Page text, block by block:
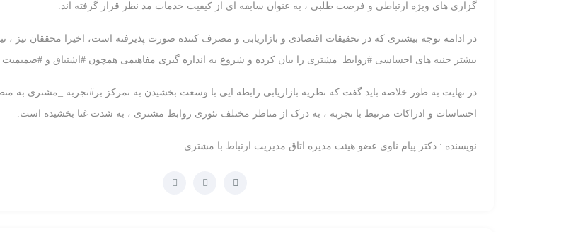
گزاری های ویژه ارتباطی و فرصت طلبی ، به عنوان سابقه ای از کیفیت خدمات مد نظر قرار گرفته اند.
در ادامه توجه بیشتری که در تحقیقات اقتصادی و بازاریابی و مصرف کننده صورت پذیرفته است، اخیرا محققان نیز ،
بیشتر جنبه های احساسی #روابط_مشتری را بیان کرده و شروع به اندازه گیری مفاهیمی همچون #اشتیاق و #صمیمیت
در نهایت به طور خلاصه باید گفت که نظریه بازاریابی رابطه ایی با وسعت بخشیدن به تمرکز بر#تجربه _مشتری به
احساسات و ادراکات مرتبط با تجربه ، به درک از مناظر مختلف تئوری روابط مشتری ، به شدت غنا بخشیده است.
نویسنده : دکتر پیام ناوی عضو هیئت مدیره اتاق مدیریت ارتباط با مشتری